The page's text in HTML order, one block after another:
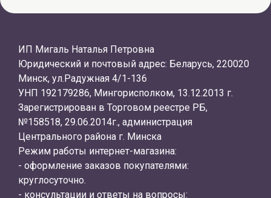
ИП Мигаль Наталья Петровна
Юридический и почтовый адрес: Беларусь, 220020
Минск, ул.Радужная 4/1-136
УНП 192179286, Мингорисполком, 13.12.2013 г.
Зарегистрирован в Торговом реестре РБ,
№158518, 29.06.2014г., администрация
Центрального района г. Минска
Режим работы интернет-магазина:
- оформление заказов покупателями:
круглосуточно.
- консультации и ответы на вопросы: